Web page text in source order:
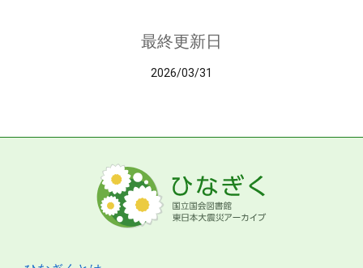
最終更新日
2026/03/31